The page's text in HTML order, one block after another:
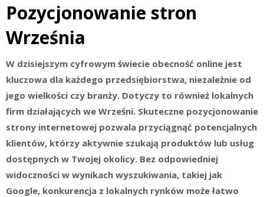
Pozycjonowanie stron
Września
W dzisiejszym cyfrowym świecie obecność online jest
kluczowa dla każdego przedsiębiorstwa, niezależnie od
jego wielkości czy branży. Dotyczy to również lokalnych
firm działających we Wrześni. Skuteczne pozycjonowanie
strony internetowej pozwala przyciągnąć potencjalnych
klientów, którzy aktywnie szukają produktów lub usług
dostępnych w Twojej okolicy. Bez odpowiedniej
widoczności w wynikach wyszukiwania, takiej jak
Google, konkurencja z lokalnych rynków może łatwo